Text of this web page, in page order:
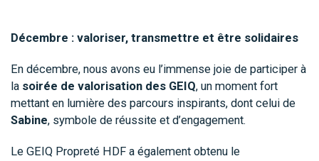
Décembre : valoriser, transmettre et être solidaires
En décembre, nous avons eu l’immense joie de participer à
la soirée de valorisation des GEIQ, un moment fort
mettant en lumière des parcours inspirants, dont celui de
Sabine, symbole de réussite et d’engagement.
Le GEIQ Propreté HDF a également obtenu le